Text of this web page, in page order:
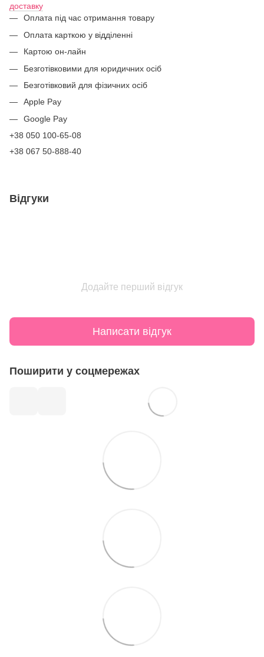
доставку
Оплата під час отримання товару
Оплата карткою у відділенні
Картою он-лайн
Безготівковими для юридичних осіб
Безготівковий для фізичних осіб
Apple Pay
Google Pay
+38 050 100-65-08
+38 067 50-888-40
Відгуки
Додайте перший відгук
Написати відгук
Поширити у соцмережах